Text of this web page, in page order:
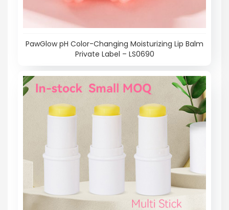
PawGlow pH Color-Changing Moisturizing Lip Balm
Private Label – LS0690